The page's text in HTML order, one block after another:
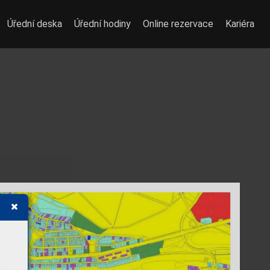
Úřední deska Úřední hodiny Online rezervace Kariéra